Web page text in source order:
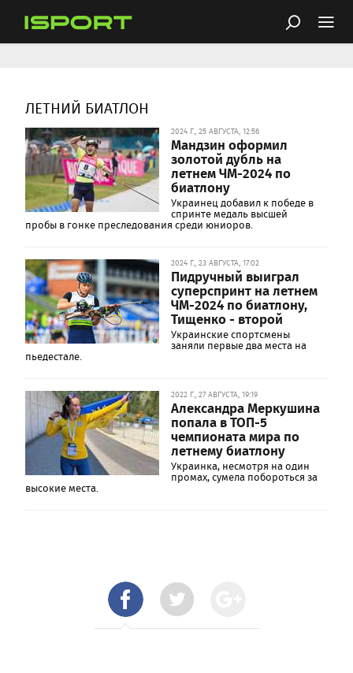
ЛЕТНИЙ БИАТЛОН
2024 Г., 25 АВГУСТА, 12:56
Мандзин оформил
золотой дубль на
летнем ЧМ-2024 по
биатлону
Украинец добавил к победе в
спринте медаль высшей
пробы в гонке преследования среди юниоров.
2024 Г., 23 АВГУСТА, 17:02
Пидручный выиграл
суперспринт на летнем
ЧМ-2024 по биатлону,
Тищенко - второй
Украинские спортсмены
заняли первые два места на
пьедестале.
2022 Г., 27 АВГУСТА, 19:19
Александра Меркушина
попала в ТОП-5
чемпионата мира по
летнему биатлону
Украинка, несмотря на один
промах, сумела побороться за
высокие места.